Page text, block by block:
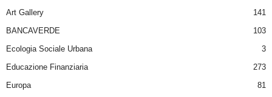
Art Gallery
141
BANCAVERDE
103
Ecologia Sociale Urbana
3
Educazione Finanziaria
273
Europa
81